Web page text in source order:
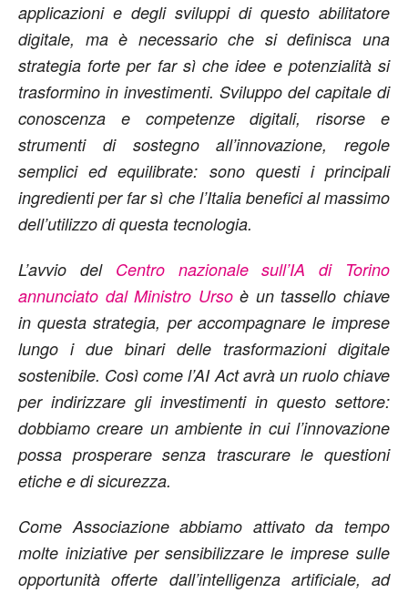
applicazioni e degli sviluppi di questo abilitatore
digitale, ma è necessario che si definisca una
strategia forte per far sì che idee e potenzialità si
trasformino in investimenti. Sviluppo del capitale di
conoscenza e competenze digitali, risorse e
strumenti di sostegno all’innovazione, regole
semplici ed equilibrate: sono questi i principali
ingredienti per far sì che l’Italia benefici al massimo
dell’utilizzo di questa tecnologia.
L’avvio del Centro nazionale sull’IA di Torino
annunciato dal Ministro Ursoè un tassello chiave
in questa strategia, per accompagnare le imprese
lungo i due binari delle trasformazioni digitale
sostenibile. Così come l’AI Act avrà un ruolo chiave
per indirizzare gli investimenti in questo settore:
dobbiamo creare un ambiente in cui l’innovazione
possa prosperare senza trascurare le questioni
etiche e di sicurezza.
Come Associazione abbiamo attivato da tempo
molte iniziative per sensibilizzare le imprese sulle
opportunità offerte dall’intelligenza artificiale, ad